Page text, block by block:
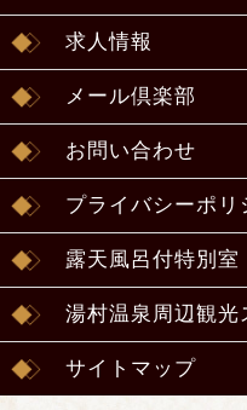
求人情報
メール倶楽部
お問い合わせ
プライバシーポリ
露天風呂付特別室
湯村温泉周辺観光
サイトマップ